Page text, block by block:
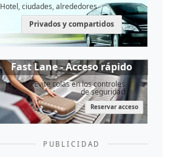
Hotel, ciudades, alrededores
Privados y compartidos
Fast Lane - Acceso rápido
Evite colas en los controles
de seguridad
Reservar acceso
PUBLICIDAD